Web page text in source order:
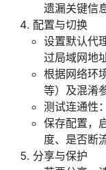
遗漏关键信
配置与切换
设置默认代
过局域网地址
根据网络环
等）及混淆
测试连通性
保存配置，
度、是否断流
分享与保护